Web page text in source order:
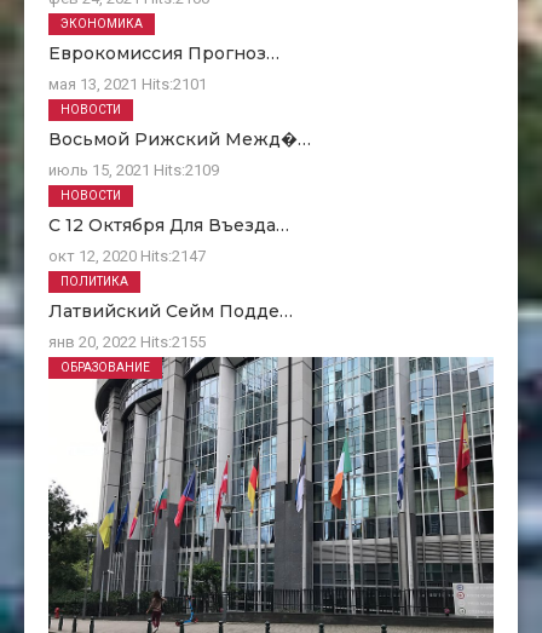
Еврокомиссия Прогноз…
мая 13, 2021 Hits:2101
ЭКОНОМИКА
Восьмой Рижский Межд�…
июль 15, 2021 Hits:2109
НОВОСТИ
С 12 Октября Для Въезда…
окт 12, 2020 Hits:2147
НОВОСТИ
Латвийский Сейм Подде…
янв 20, 2022 Hits:2155
ПОЛИТИКА
ОБРАЗОВАНИЕ